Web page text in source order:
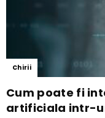
Chirii
Cum poate fi
artificiala intr-